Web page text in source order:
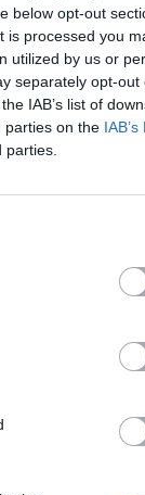
below opt-out
is processed you
utilized by us or
separately opt-out
IAB’s list of
parties on the